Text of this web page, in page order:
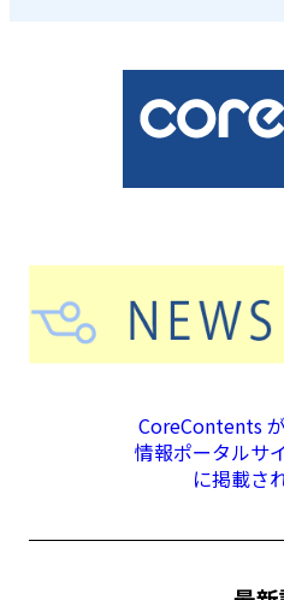
CoreContents
情報ポータルサ
に掲載さ